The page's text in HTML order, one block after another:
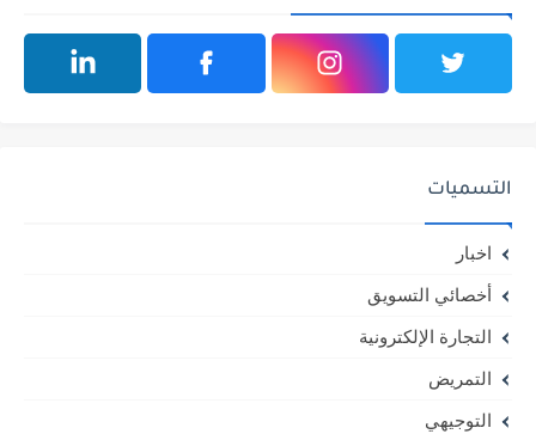
التسميات
اخبار
أخصائي التسويق
التجارة الإلكترونية
التمريض
التوجيهي